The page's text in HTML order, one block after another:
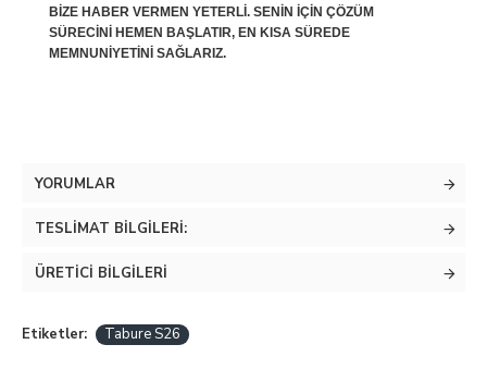
BIZE HABER VERMEN YETERLI. SENIN IÇIN ÇÖZÜM
SÜRECINI HEMEN BAŞLATIR, EN KISA SÜREDE
MEMNUNIYETINI SAĞLARIZ.
YORUMLAR
TESLIMAT BILGILERI:
ÜRETICI BILGILERI
Etiketler: Tabure S26